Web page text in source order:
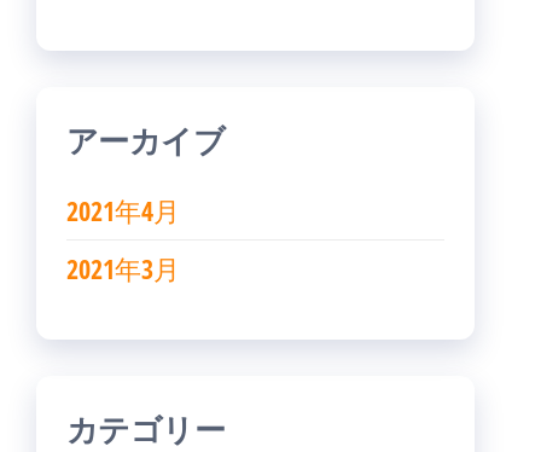
アーカイブ
2021年4月
2021年3月
カテゴリー